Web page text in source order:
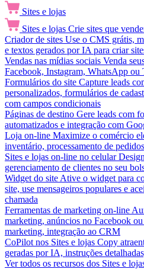
Sites e lojas
Sites e lojas Crie sites que
Criador de sites Use o CMS grátis,
e textos gerados por IA para criar
Vendas nas mídias sociais Venda
Facebook, Instagram, WhatsApp ou
Formulários do site Capture leads
personalizados, formulários de
com campos condicionais
Páginas de destino Gere leads com
automatizados e integração com
Loja on-line Maximize o comércio
inventário, processamento de
Sites e lojas on-line no celular
gerenciamento de clientes no seu
Widget do site Ative o widget para
site, use mensageiros populares e
chamada
Ferramentas de marketing on-line
marketing, anúncios no Facebook
marketing, integração ao CRM
CoPilot nos Sites e lojas Copy
geradas por IA, instruções
Ver todos os recursos dos Sites e